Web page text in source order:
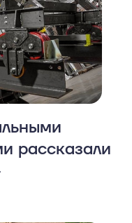
рассказали